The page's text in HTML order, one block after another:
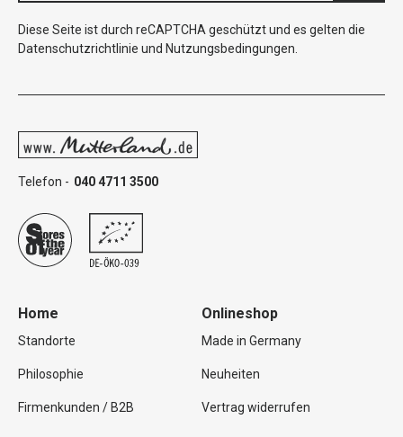
Diese Seite ist durch reCAPTCHA geschützt und es gelten die
Datenschutzrichtlinie und Nutzungsbedingungen
Telefon - 040 4711 3500
Home
Standorte
Philosophie
Firmenkunden / B2B
Onlineshop
Made in Germany
Neuheiten
Vertrag widerrufen